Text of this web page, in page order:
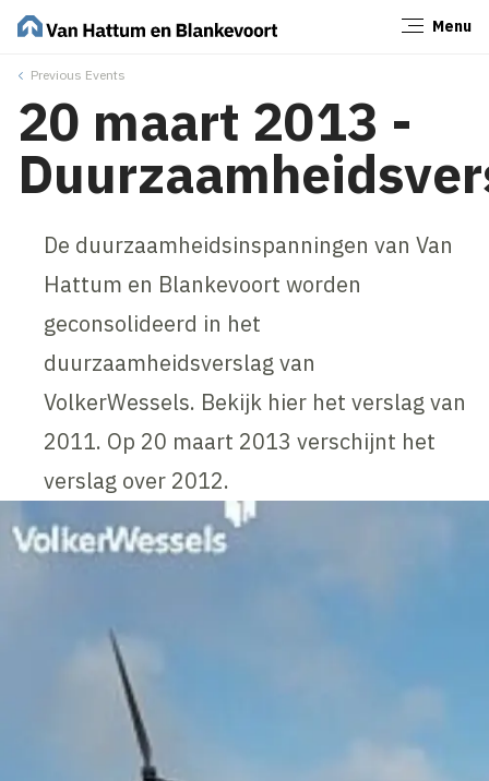
Menu
Previous Events
20 maart 2013 -
De duurzaamheidsinspanningen van Van
Hattum en Blankevoort worden
geconsolideerd in het
duurzaamheidsverslag van
VolkerWessels. Bekijk hier het verslag van
2011. Op 20 maart 2013 verschijnt het
verslag over 2012.
Sluiten